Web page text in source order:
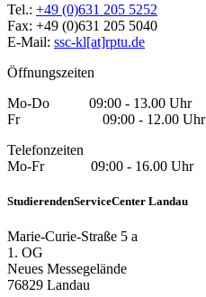
Tel.: +49 (0)631 205 5252
Fax: +49 (0)631 205 5040
E-Mail: ssc-kl[at]rptu.de
Öffnungszeiten
Mo-Do 09:00 - 13.00 Uhr
Fr 09:00 - 12.00 Uhr
Telefonzeiten
Mo-Fr 09:00 - 16.00 Uhr
StudierendenServiceCenter Landau
Marie-Curie-Straße 5 a
1. OG
Neues Messegelände
76829 Landau